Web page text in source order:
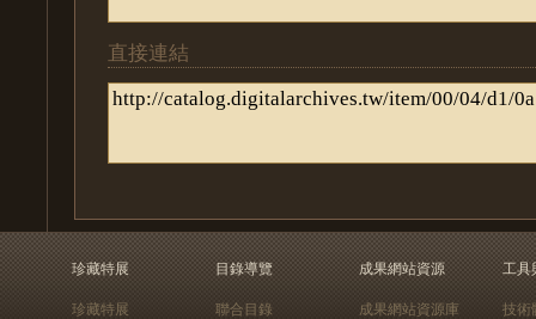
直接連結
珍藏特展
珍藏特展
目錄導覽
聯合目錄
成果網站資源
成果網站資源庫
工具
技術